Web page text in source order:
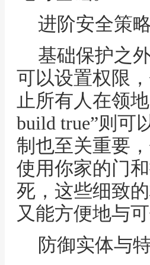
进阶安全策
基础保护之
可以设置权限
止所有人在领
build true”则可
制也至关重要，
使用你家的门
死，这些细致
又能方便地与
防御实体与